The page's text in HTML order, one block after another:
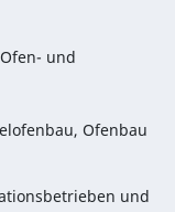
und
Ofenbau
und